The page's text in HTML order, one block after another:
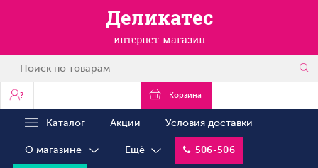
Деликатес
интернет-магазин
? Корзина
Каталог Акции Условия доставки
О магазине Ещё 506-506